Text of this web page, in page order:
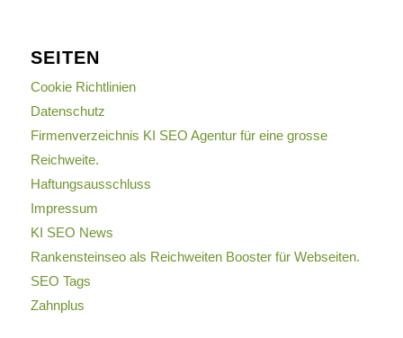
SEITEN
Cookie Richtlinien
Datenschutz
Firmenverzeichnis KI SEO Agentur für eine grosse
Reichweite.
Haftungsausschluss
Impressum
KI SEO News
Rankensteinseo als Reichweiten Booster für Webseiten.
SEO Tags
Zahnplus